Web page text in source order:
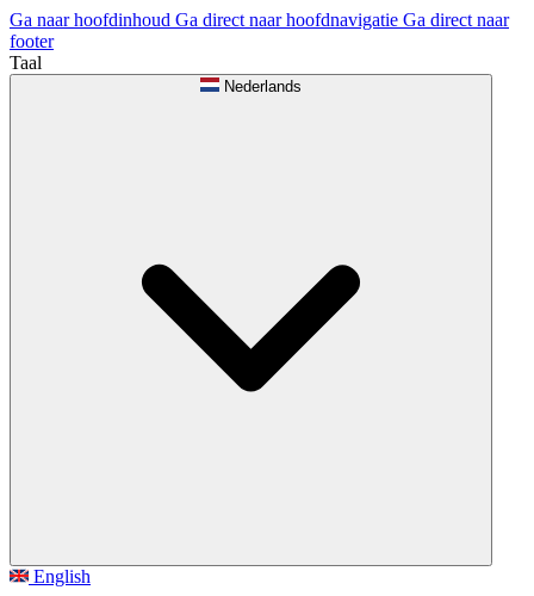
Ga naar hoofdinhoud Ga direct naar hoofdnavigatie Ga direct naar
footer
Taal
Nederlands
English